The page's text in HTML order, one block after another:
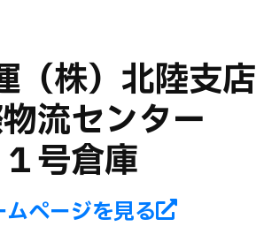
（株）北陸支店
流センター
１号倉庫
ムページを見る